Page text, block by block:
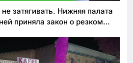
затягивать. Нижняя палата
приняла закон о резком